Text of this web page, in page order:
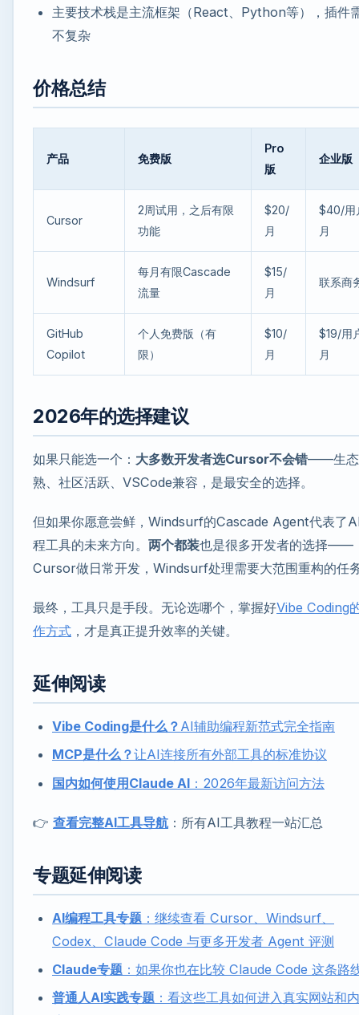
主要技术栈是主流框架（React、Python等），插件
不复杂
价格总结
产品 免费版
Pro
版
企业版
Cursor
2周试用，之后有限
功能
$20/
月
$40/用
月
Windsurf
每月有限Cascade
流量
$15/
月
联系商
GitHub
Copilot
个人免费版（有
限）
$10/
月
$19/用
月
2026年的选择建议
如果只能选一个： 大多数开发者选Cursor不会错——生
熟、社区活跃、VSCode兼容，是最安全的选择。
但如果你愿意尝鲜，Windsurf的Cascade Agent代表了
程工具的未来方向。 两个都装也是很多开发者的选择——
Cursor做日常开发，Windsurf处理需要大范围重构的任
最终，工具只是手段。无论选哪个，掌握好Vibe Coding
作方式 ，才是真正提升效率的关键。
延伸阅读
Vibe Coding是什么？ AI辅助编程新范式完全指南
MCP是什么？让AI连接所有外部工具的标准协议
国内如何使用Claude AI ：2026年最新访问方法
👉 查看完整AI工具导航 ：所有AI工具教程一站汇总
专题延伸阅读
AI编程工具专题 ：继续查看 Cursor、Windsurf、
Codex、Claude Code 与更多开发者 Agent 评测
Claude专题 ：如果你也在比较 Claude Code 这条路
普通人AI实践专题 ：看这些工具如何进入真实网站和